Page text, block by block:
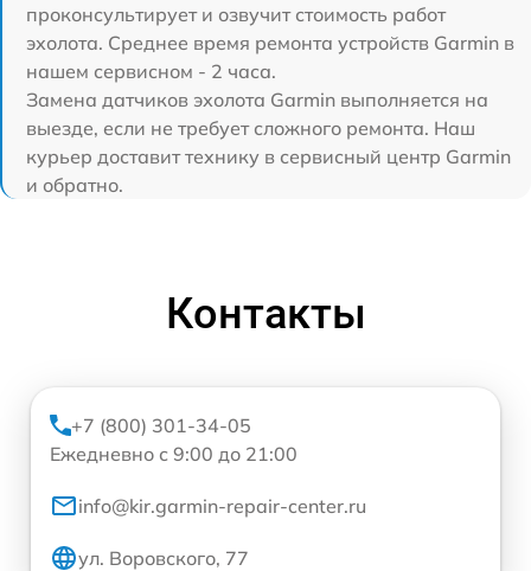
проконсультирует и озвучит стоимость работ
эхолота. Среднее время ремонта устройств Garmin в
нашем сервисном - 2 часа.
Замена датчиков эхолота Garmin выполняется на
выезде, если не требует сложного ремонта. Наш
курьер доставит технику в сервисный центр Garmin
и обратно.
Контакты
+7 (800) 301-34-05
Ежедневно с 9:00 до 21:00
info@kir.garmin-repair-center.ru
ул. Воровского, 77